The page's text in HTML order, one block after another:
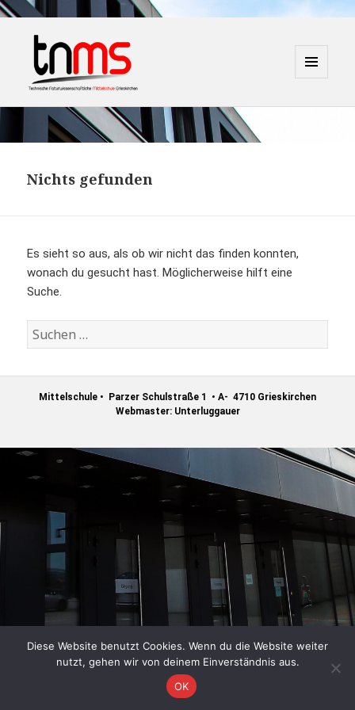
TNMS Grieskirchen
WIDGETS
Nichts gefunden
Es sieht so aus, als ob wir nicht das finden konnten,
wonach du gesucht hast. Möglicherweise hilft eine
Suche.
Mittelschule • Parzer Schulstraße 1 • A- 4710 Grieskirchen
Webmaster: Unterluggauer
Diese Website benutzt Cookies. Wenn du die Website weiter
nutzt, gehen wir von deinem Einverständnis aus.
OK